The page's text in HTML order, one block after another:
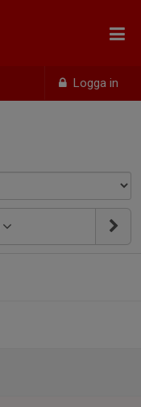
Logga in